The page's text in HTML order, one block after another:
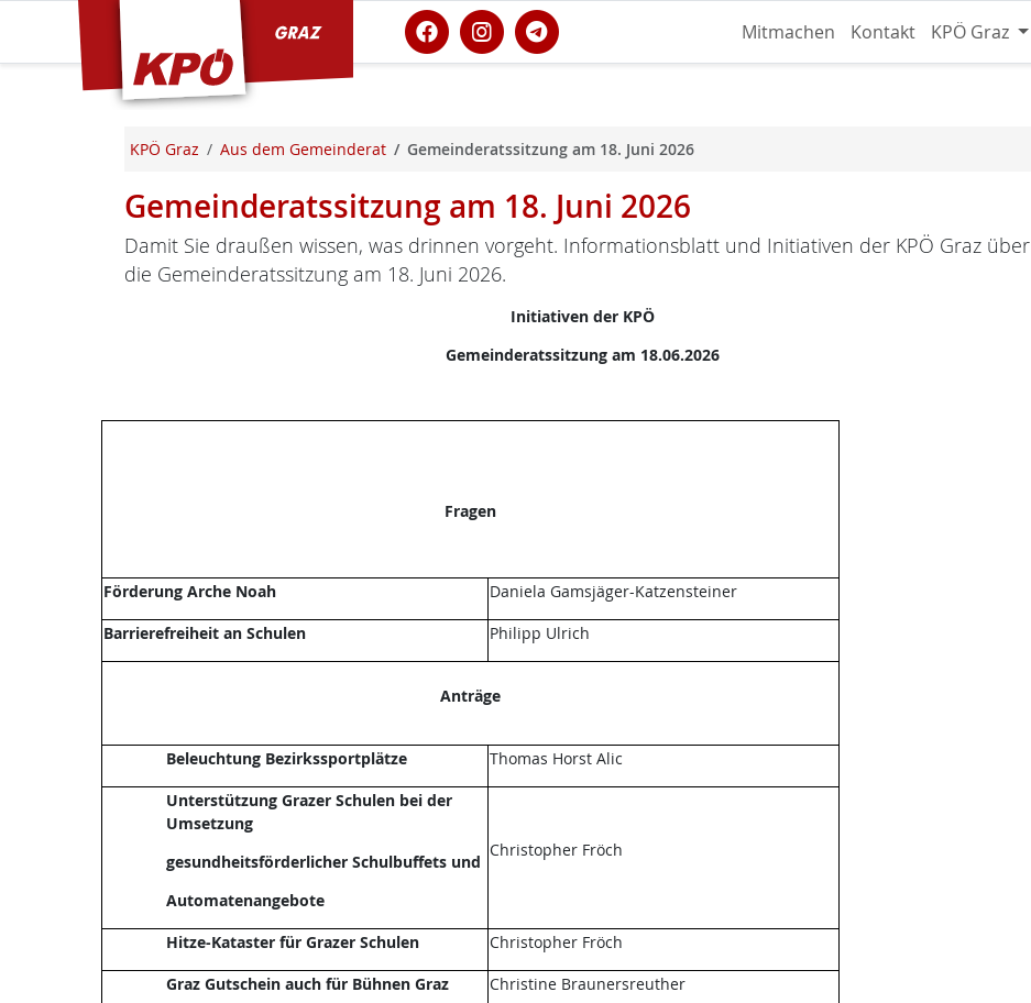
Mitmachen Kontakt KPÖ Graz
KPÖ Graz Aus dem Gemeinderat Gemeinderatssitzung am 18. Juni 2026
Gemeinderatssitzung am 18. Juni 2026
Damit Sie draußen wissen, was drinnen vorgeht. Informationsblatt und Initiativen der KPÖ Graz über
die Gemeinderatssitzung am 18. Juni 2026.
Initiativen der KPÖ
Gemeinderatssitzung am 18.06.2026
Fragen
Förderung Arche Noah
Daniela Gamsjäger-Katzensteiner
Barrierefreiheit an Schulen
Philipp Ulrich
Anträge
Beleuchtung Bezirkssportplätze
Thomas Horst Alic
Unterstützung Grazer Schulen bei der
Umsetzung
gesundheitsförderlicher Schulbuffets und
Automatenangebote
Christopher Fröch
Hitze-Kataster für Grazer Schulen
Christopher Fröch
Graz Gutschein auch für Bühnen Graz
Christine Braunersreuther